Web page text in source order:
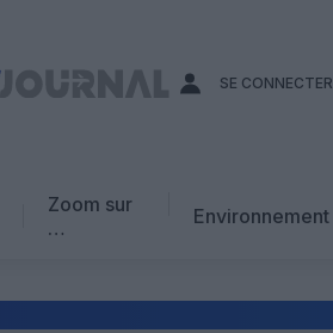
SE CONNECTER
Zoom sur
…
Environnement